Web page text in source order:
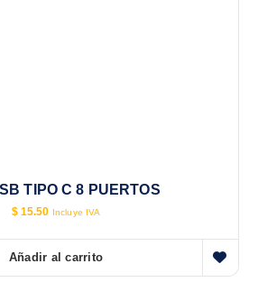
TIPO C 8 PUERTOS
$15.50 Incluye IVA
Añadir al carrito